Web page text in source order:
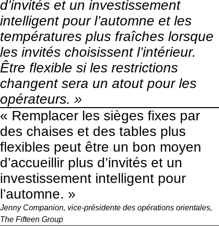
d’invités et un investissement
intelligent pour l’automne et les
températures plus fraîches lorsque
les invités choisissent l’intérieur.
Être flexible si les restrictions
changent sera un atout pour les
opérateurs. »
« Remplacer les sièges fixes par
des chaises et des tables plus
flexibles peut être un bon moyen
d’accueillir plus d’invités et un
investissement intelligent pour
l’automne. »
Jenny Companion, vice-présidente des opérations orientales,
The Fifteen Group